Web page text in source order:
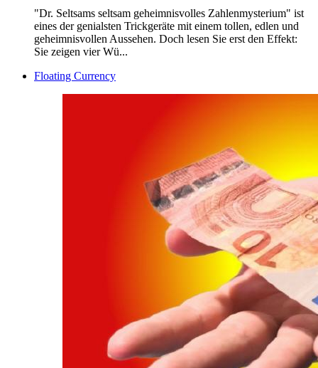
"Dr. Seltsams seltsam geheimnisvolles Zahlenmysterium" ist
eines der genialsten Trickgeräte mit einem tollen, edlen und
geheimnisvollen Aussehen. Doch lesen Sie erst den Effekt:
Sie zeigen vier Wü...
Floating Currency